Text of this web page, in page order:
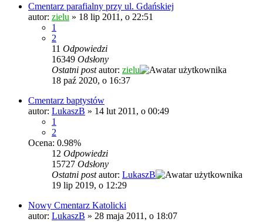
Cmentarz parafialny przy ul. Gdańskiej
autor: zielu » 18 lip 2011, o 22:51
1
2
11 Odpowiedzi
16349 Odsłony
Ostatni postautor: zielu
18 paź 2020, o 16:37
Cmentarz baptystów
autor: LukaszB » 14 lut 2011, o 00:49
1
2
Ocena: 0.98%
12 Odpowiedzi
15727 Odsłony
Ostatni postautor: LukaszB
19 lip 2019, o 12:29
Nowy Cmentarz Katolicki
autor: LukaszB » 28 maja 2011, o 18:07